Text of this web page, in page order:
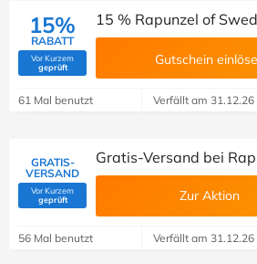
15%
RABATT
Vor Kurzem
geprüft(Von Savoo geprüft)
15 % Rapunzel of
Gutschein
61 Mal benutzt Verfällt am 31.12.26
GRATIS-
VERSAND
Vor Kurzem
geprüft(Von Savoo geprüft)
Gratis-Versand bei
Zur Aktion
56 Mal benutzt Verfällt am 31.12.26